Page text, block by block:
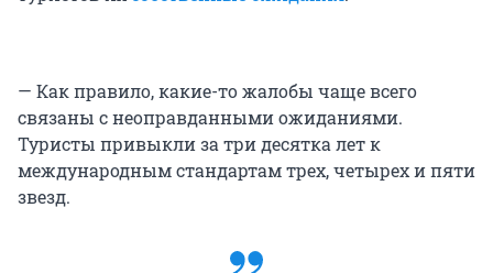
— Как правило, какие-то жалобы чаще всего
связаны с неоправданными ожиданиями.
Туристы привыкли за три десятка лет к
международным стандартам трех, четырех и пяти
звезд.